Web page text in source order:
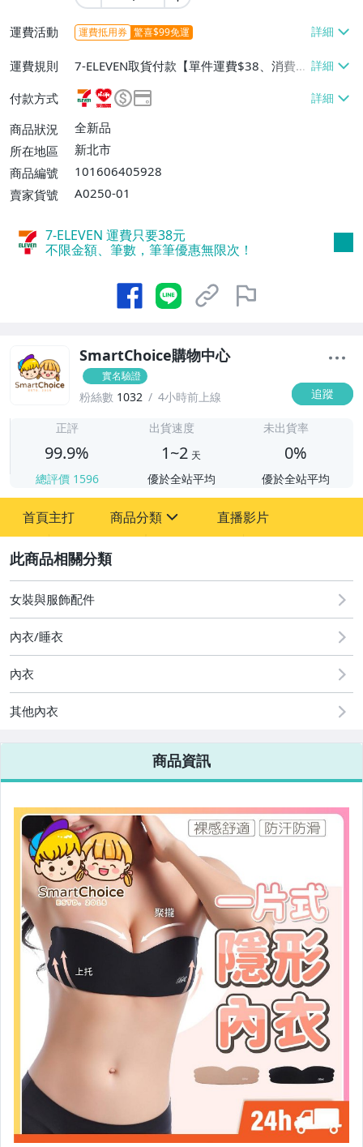
運費活動 運費抵用券 驚喜$99免運
運費規則
7-ELEVEN取貨付款【單件運費$38、消費滿
$699免運費】、萊爾富取貨付款【單件運
費$60、消費滿$699免運費】、宅配/貨運
【單件運費$100、消費滿$1999免運
費】、郵局掛號【單件運費$100、消費滿
付款方式
商品狀況
全新品
所在地區
新北市
商品編號
101606405928
賣家貨號
A0250-01
7-ELEVEN 運費只要38元
不限金額、筆數，筆筆優惠無限次！
SmartChoice購物中心
實名驗證
粉絲數 1032 4小時前上線 追蹤
正評
99.9%
總評價 1596
出貨速度
1~2 天
優於全站平均
未出貨率
0%
優於全站平均
首頁主打 商品分類
圖書/影音/文具
手機、配件與通訊
美容保養與彩妝
居家、家具與園藝
玩具、模型與公仔
女裝與服飾配件
男性精品與服飾
手錶與飾品配件
女包精品與女鞋
家電與影音視聽
直播影片
女裝與服飾配件
內衣/睡衣
內衣
其他內衣
商品資訊